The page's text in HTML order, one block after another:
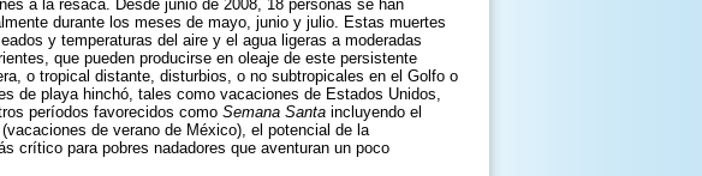
a la resaca. Desde junio de 2008, 18 personas se han
durante los meses de mayo, junio y julio. Estas muertes
y temperaturas del aire y el agua ligeras a moderadas
que pueden producirse en oleaje de este persistente
o tropical distante, disturbios, o no subtropicales en el Golfo o
de playa hinchó, tales como vacaciones de Estados Unidos,
períodos favorecidos como Semana Santa incluyendo el
de verano de México), el potencial de la
crítico para pobres nadadores que aventuran un poco